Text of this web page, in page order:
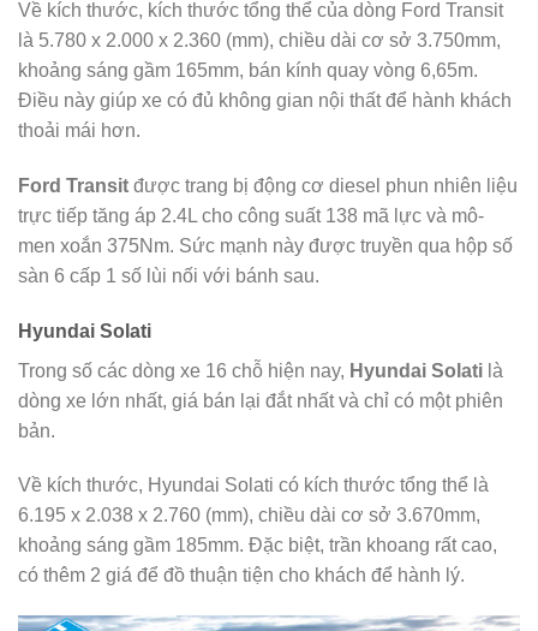
Về kích thước, kích thước tổng thể của dòng Ford Transit
là 5.780 x 2.000 x 2.360 (mm), chiều dài cơ sở 3.750mm,
khoảng sáng gầm 165mm, bán kính quay vòng 6,65m.
Điều này giúp xe có đủ không gian nội thất để hành khách
thoải mái hơn.
Ford Transit được trang bị động cơ diesel phun nhiên liệu
trực tiếp tăng áp 2.4L cho công suất 138 mã lực và mô-
men xoắn 375Nm. Sức mạnh này được truyền qua hộp số
sàn 6 cấp 1 số lùi nối với bánh sau.
Hyundai Solati
Trong số các dòng xe 16 chỗ hiện nay, Hyundai Solati là
dòng xe lớn nhất, giá bán lại đắt nhất và chỉ có một phiên
bản.
Về kích thước, Hyundai Solati có kích thước tổng thể là
6.195 x 2.038 x 2.760 (mm), chiều dài cơ sở 3.670mm,
khoảng sáng gầm 185mm. Đặc biệt, trần khoang rất cao,
có thêm 2 giá để đồ thuận tiện cho khách để hành lý.